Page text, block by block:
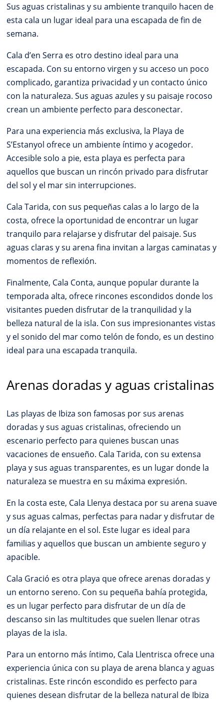
Sus aguas cristalinas y su ambiente tranquilo hacen de
esta cala un lugar ideal para una escapada de fin de
semana.
Cala d’en Serra es otro destino ideal para una
escapada. Con su entorno virgen y su acceso un poco
complicado, garantiza privacidad y un contacto único
con la naturaleza. Sus aguas azules y su paisaje rocoso
crean un ambiente perfecto para desconectar.
Para una experiencia más exclusiva, la Playa de
S’Estanyol ofrece un ambiente íntimo y acogedor.
Accesible solo a pie, esta playa es perfecta para
aquellos que buscan un rincón privado para disfrutar
del sol y el mar sin interrupciones.
Cala Tarida, con sus pequeñas calas a lo largo de la
costa, ofrece la oportunidad de encontrar un lugar
tranquilo para relajarse y disfrutar del paisaje. Sus
aguas claras y su arena fina invitan a largas caminatas y
momentos de reflexión.
Finalmente, Cala Conta, aunque popular durante la
temporada alta, ofrece rincones escondidos donde los
visitantes pueden disfrutar de la tranquilidad y la
belleza natural de la isla. Con sus impresionantes vistas
y el sonido del mar como telón de fondo, es un destino
ideal para una escapada tranquila.
Arenas doradas y aguas cristalinas
Las playas de Ibiza son famosas por sus arenas
doradas y sus aguas cristalinas, ofreciendo un
escenario perfecto para quienes buscan unas
vacaciones de ensueño. Cala Tarida, con su extensa
playa y sus aguas transparentes, es un lugar donde la
naturaleza se muestra en su máxima expresión.
En la costa este, Cala Llenya destaca por su arena suave
y sus aguas calmas, perfectas para nadar y disfrutar de
un día relajante en el sol. Este lugar es ideal para
familias y aquellos que buscan un ambiente seguro y
apacible.
Cala Gració es otra playa que ofrece arenas doradas y
un entorno sereno. Con su pequeña bahía protegida,
es un lugar perfecto para disfrutar de un día de
descanso sin las multitudes que suelen llenar otras
playas de la isla.
Para un entorno más íntimo, Cala Llentrisca ofrece una
experiencia única con su playa de arena blanca y aguas
cristalinas. Este rincón escondido es perfecto para
quienes desean disfrutar de la belleza natural de Ibiza